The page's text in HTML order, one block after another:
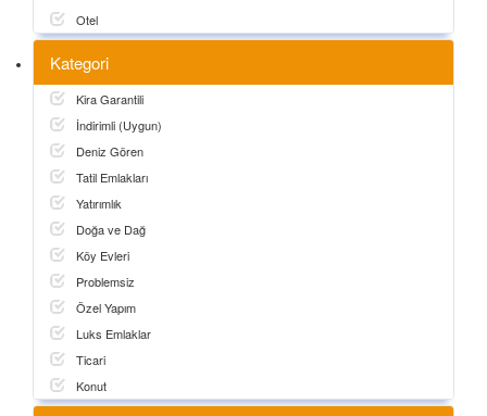
Otel
Kategori
Kira Garantili
İndirimli (Uygun)
Deniz Gören
Tatil Emlakları
Yatırımlık
Doğa ve Dağ
Köy Evleri
Problemsiz
Özel Yapım
Luks Emlaklar
Ticari
Konut